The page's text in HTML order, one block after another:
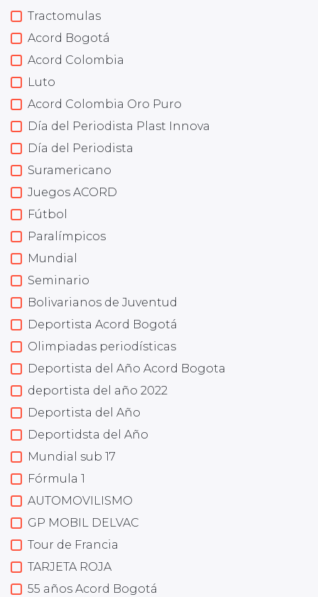
Tractomulas
Acord Bogotá
Acord Colombia
Luto
Acord Colombia Oro Puro
Día del Periodista Plast Innova
Día del Periodista
Suramericano
Juegos ACORD
Fútbol
Paralímpicos
Mundial
Seminario
Bolivarianos de Juventud
Deportista Acord Bogotá
Olimpiadas periodísticas
Deportista del Año Acord Bogota
deportista del año 2022
Deportista del Año
Deportidsta del Año
Mundial sub 17
Fórmula 1
AUTOMOVILISMO
GP MOBIL DELVAC
Tour de Francia
TARJETA ROJA
55 años Acord Bogotá